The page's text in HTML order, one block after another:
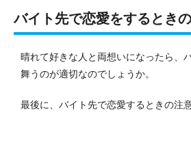
バイト先で恋愛をするとき
晴れて好きな人と両想いになったら、
舞うのが適切なのでしょうか。
最後に、バイト先で恋愛するときの注